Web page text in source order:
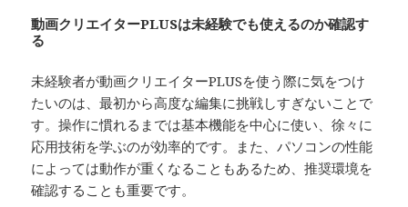
動画クリエイターPLUSは未経験でも使えるのか確認す
る
未経験者が動画クリエイターPLUSを使う際に気をつけ
たいのは、最初から高度な編集に挑戦しすぎないことで
す。操作に慣れるまでは基本機能を中心に使い、徐々に
応用技術を学ぶのが効率的です。また、パソコンの性能
によっては動作が重くなることもあるため、推奨環境を
確認することも重要です。